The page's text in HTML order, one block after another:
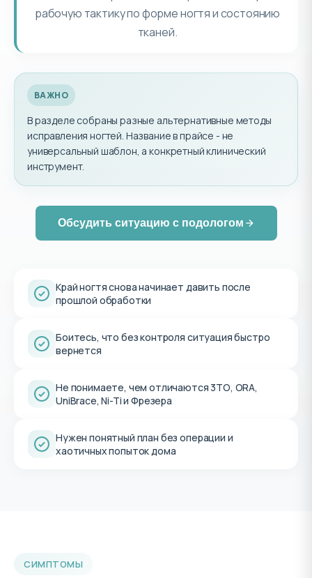
рабочую тактику по форме ногтя и состоянию
тканей.
ВАЖНО
В разделе собраны разные альтернативные методы
исправления ногтей. Название в прайсе - не
универсальный шаблон, а конкретный клинический
инструмент.
Обсудить ситуацию с подологом
Край ногтя снова начинает давить после
прошлой обработки
Боитесь, что без контроля ситуация быстро
вернется
Не понимаете, чем отличаются 3ТО, ORA,
UniBrace, Ni-Ti и Фрезера
Нужен понятный план без операции и
хаотичных попыток дома
СИМПТОМЫ